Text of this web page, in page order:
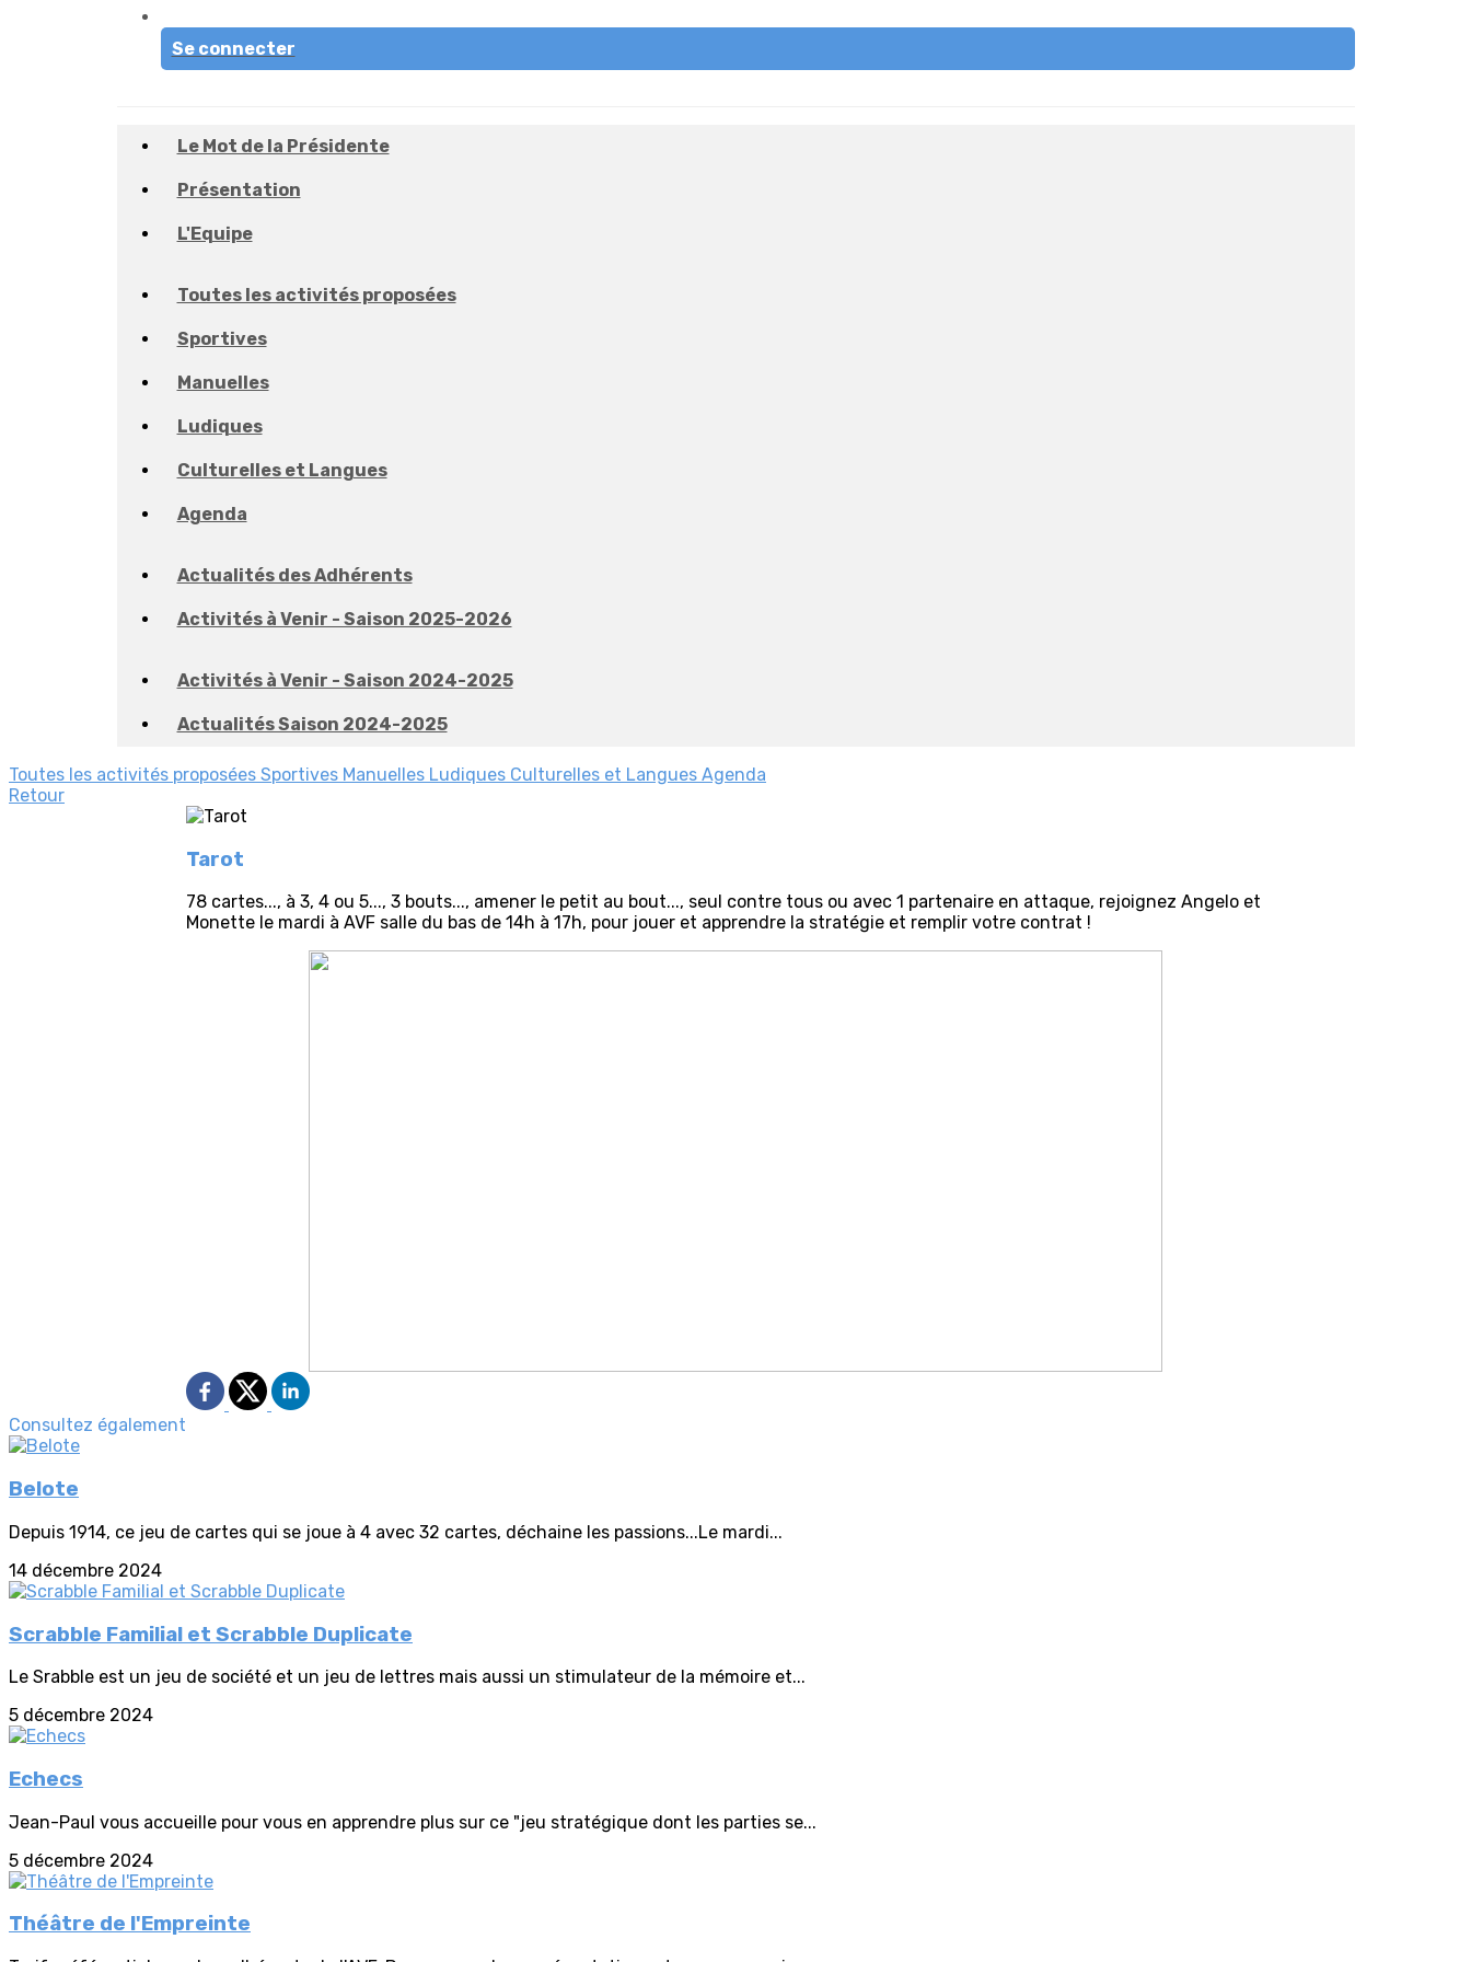
Se connecter
Le Mot de la Présidente
Présentation
L'Equipe
Toutes les activités proposées
Sportives
Manuelles
Ludiques
Culturelles et Langues
Agenda
Actualités des Adhérents
Activités à Venir - Saison 2025-2026
Activités à Venir - Saison 2024-2025
Actualités Saison 2024-2025
Toutes les activités proposées Sportives Manuelles Ludiques Culturelles et Langues Agenda
Retour
Tarot
78 cartes..., à 3, 4 ou 5..., 3 bouts..., amener le petit au bout..., seul contre tous ou avec 1 partenaire en attaque, rejoignez Angelo et
Monette le mardi à AVF salle du bas de 14h à 17h, pour jouer et apprendre la stratégie et remplir votre contrat !
Consultez également
Belote
Depuis 1914, ce jeu de cartes qui se joue à 4 avec 32 cartes, déchaine les passions...Le mardi...
14 décembre 2024
Scrabble Familial et Scrabble Duplicate
Le Srabble est un jeu de société et un jeu de lettres mais aussi un stimulateur de la mémoire et...
5 décembre 2024
Echecs
Jean-Paul vous accueille pour vous en apprendre plus sur ce "jeu stratégique dont les parties se...
5 décembre 2024
Théâtre de l'Empreinte